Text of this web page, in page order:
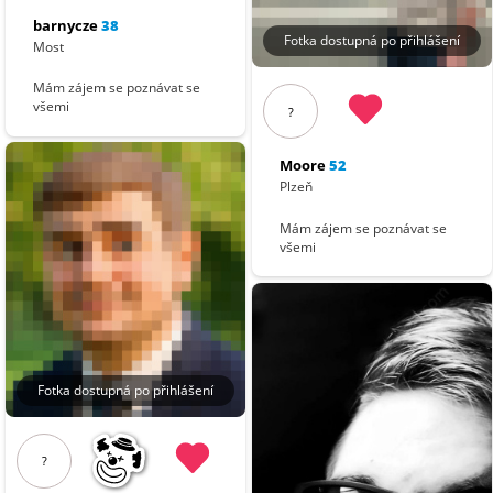
barnycze38
Most
Mám zájem se poznávat se
všemi
Fotka dostupná po přihlášení
?
Fotka dostupná po přihlášení
?
Moore52
Plzeň
Mám zájem se poznávat se
všemi